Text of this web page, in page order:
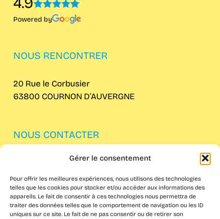
Gérer le consentement
Pour offrir les meilleures expériences, nous utilisons des technologies
telles que les cookies pour stocker et/ou accéder aux informations des
appareils. Le fait de consentir à ces technologies nous permettra de
traiter des données telles que le comportement de navigation ou les ID
uniques sur ce site. Le fait de ne pas consentir ou de retirer son
Powered by
NOUS RENCONTRER
20 Rue le Corbusier
63800 COURNON D’AUVERGNE
NOUS CONTACTER